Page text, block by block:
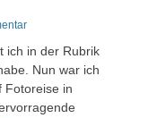
ich in der Rubrik
Nun war ich
Fotoreise in